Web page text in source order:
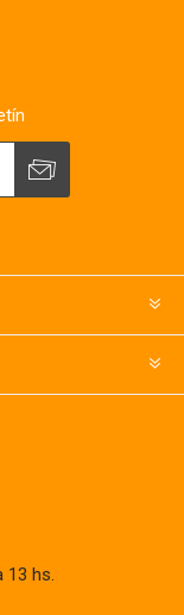
13 hs.